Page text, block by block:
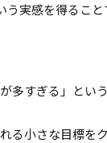
う実感を得るこ
多すぎる」とい
る小さな目標を